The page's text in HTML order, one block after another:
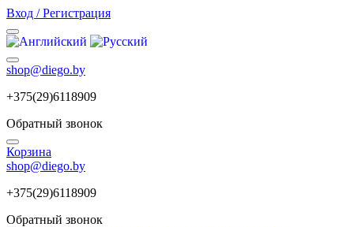
Вход / Регистрация
shop@diego.by
+375(29)6118909
Обратный звонок
Корзина
shop@diego.by
+375(29)6118909
Обратный звонок